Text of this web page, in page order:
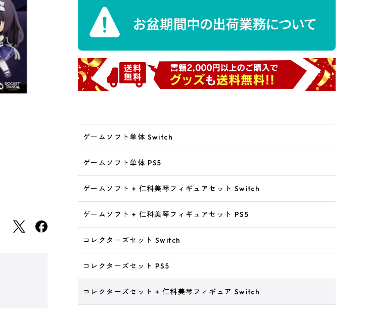
ゲームソフト単体 Switch
ゲームソフト単体 PS5
ゲームソフト + 仁科美琴フィギュアセット Switch
ゲームソフト + 仁科美琴フィギュアセット PS5
コレクターズセット Switch
コレクターズセット PS5
コレクターズセット + 仁科美琴フィギュア Switch